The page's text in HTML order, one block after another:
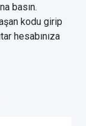
basın.
kodu girip
hesabınıza